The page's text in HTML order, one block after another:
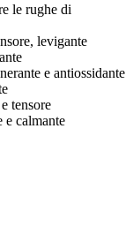
le rughe di
levigante
e antiossidante
tensore
e calmante